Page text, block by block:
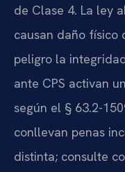
de Clase 4. La ley
causan daño físico
peligro la
ante CPS activan
según el § 63.2-
conllevan penas
distinta; consulte